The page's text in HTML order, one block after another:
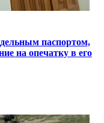
паспортом,
на опечатку в его